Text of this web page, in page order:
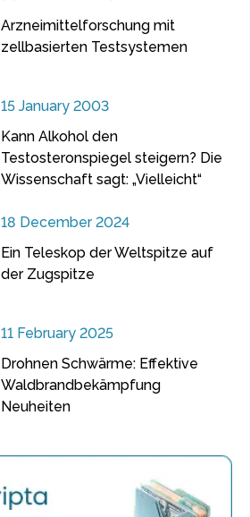
Arzneimittelforschung mit
zellbasierten Testsystemen
15 January 2003
Kann Alkohol den
Testosteronspiegel steigern? Die
Wissenschaft sagt: „Vielleicht“
18 December 2024
Ein Teleskop der Weltspitze auf
der Zugspitze
11 February 2025
Drohnen Schwärme: Effektive
Waldbrandbekämpfung
Neuheiten